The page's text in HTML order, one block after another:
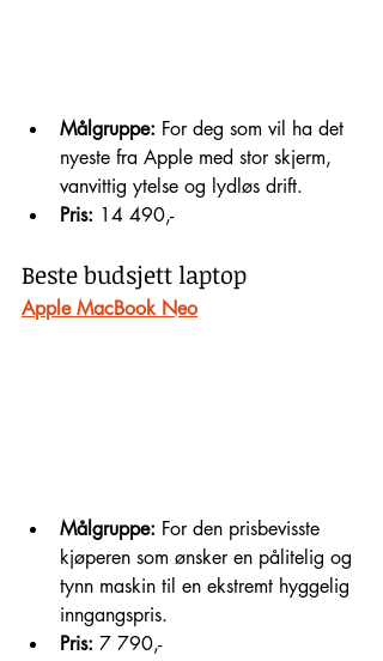
Målgruppe: For deg som vil ha det
nyeste fra Apple med stor skjerm,
vanvittig ytelse og lydløs drift.
Pris: 14 490,-
Beste budsjett laptop
Apple MacBook Neo
Målgruppe: For den prisbevisste
kjøperen som ønsker en pålitelig og
tynn maskin til en ekstremt hyggelig
inngangspris.
Pris: 7 790,-